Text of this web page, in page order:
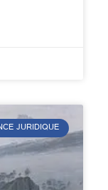
JURIDIQUE